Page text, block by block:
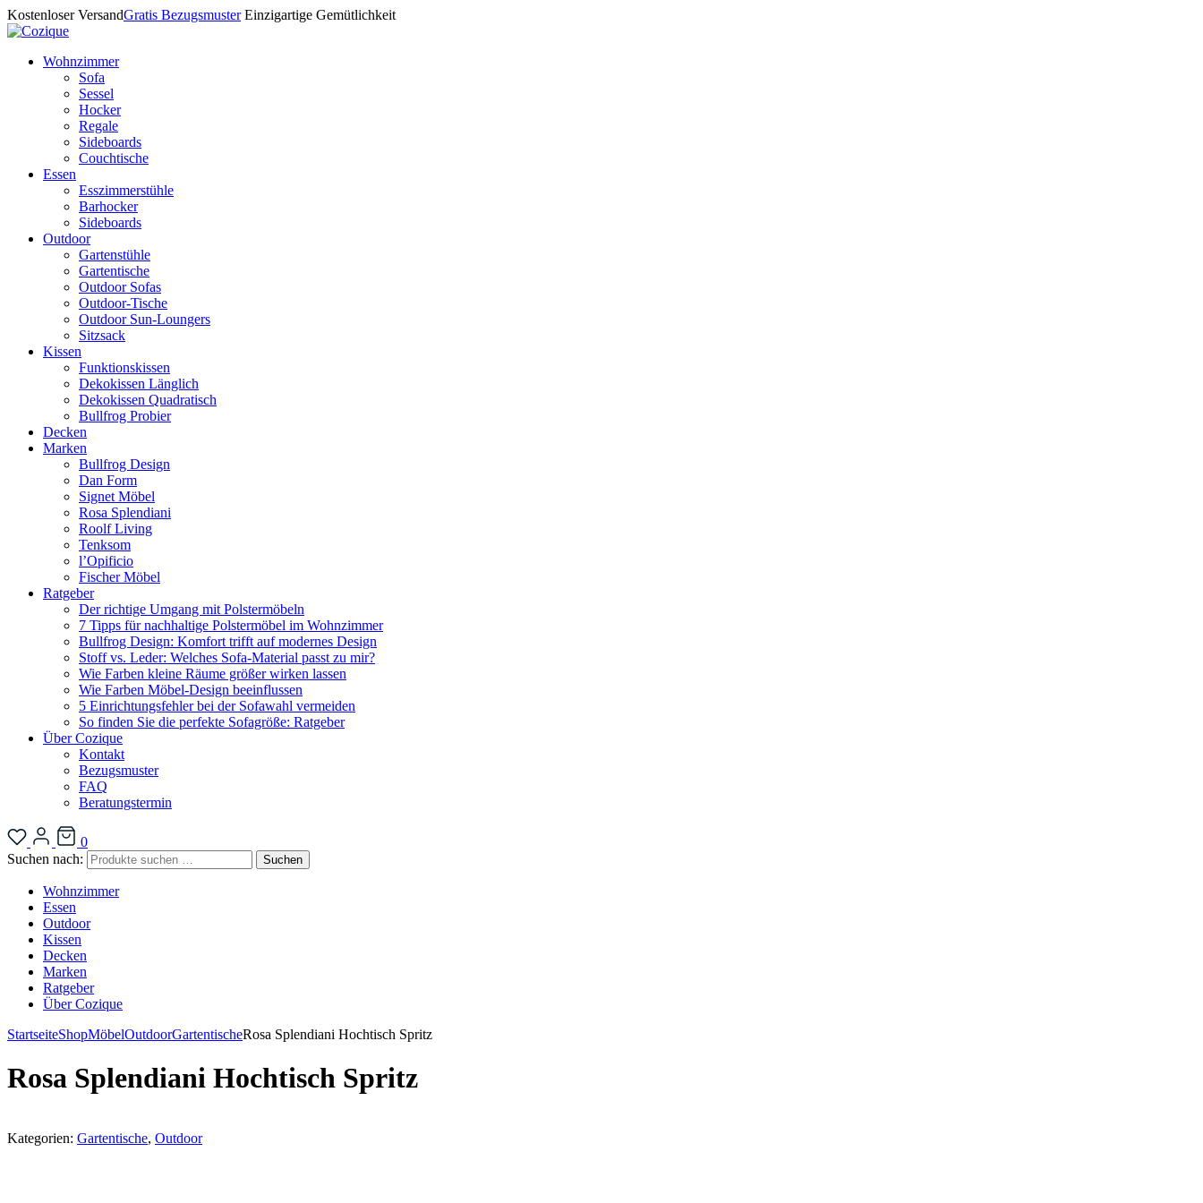
Kostenloser VersandGratis Bezugsmuster Einzigartige Gemütlichkeit
Wohnzimmer
Sofa
Sessel
Hocker
Regale
Sideboards
Couchtische
Essen
Esszimmerstühle
Barhocker
Sideboards
Outdoor
Gartenstühle
Gartentische
Outdoor Sofas
Outdoor-Tische
Outdoor Sun-Loungers
Sitzsack
Kissen
Funktionskissen
Dekokissen Länglich
Dekokissen Quadratisch
Bullfrog Probier
Decken
Marken
Bullfrog Design
Dan Form
Signet Möbel
Rosa Splendiani
Roolf Living
Tenksom
l’Opificio
Fischer Möbel
Ratgeber
Der richtige Umgang mit Polstermöbeln
7 Tipps für nachhaltige Polstermöbel im Wohnzimmer
Bullfrog Design: Komfort trifft auf modernes Design
Stoff vs. Leder: Welches Sofa-Material passt zu mir?
Wie Farben kleine Räume größer wirken lassen
Wie Farben Möbel-Design beeinflussen
5 Einrichtungsfehler bei der Sofawahl vermeiden
So finden Sie die perfekte Sofagröße: Ratgeber
Über Cozique
Kontakt
Bezugsmuster
FAQ
Beratungstermin
0
Suchen nach:
Suchen
Wohnzimmer
Essen
Outdoor
Kissen
Decken
Marken
Ratgeber
Über Cozique
StartseiteShopMöbelOutdoorGartentischeRosa Splendiani Hochtisch Spritz
Rosa Splendiani Hochtisch Spritz
Kategorien: Gartentische, Outdoor